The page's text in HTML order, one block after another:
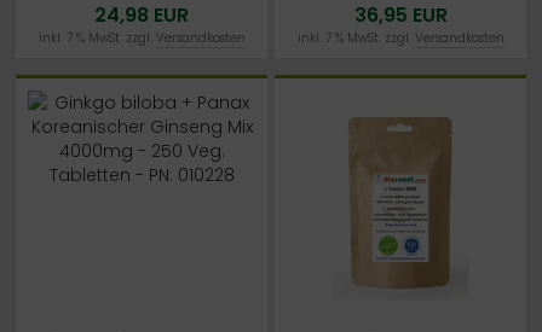
010728
24,98 EUR
inkl. 7 % MwSt. zzgl. Versandkosten
HOCH BIOVERFÜGBAR
36,95 EUR
inkl. 7 % MwSt. zzgl. Versandkosten